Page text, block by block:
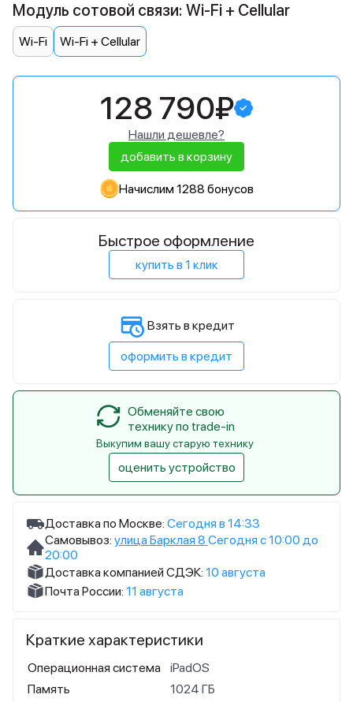
Доставка по Москве: Сегодня в 14:33
Самовывоз: улица Барклая 8 Сегодня с 10:00 до
20:00
Доставка компанией СДЭК: 10 августа
Почта России: 11 августа
Краткие характеристики
Операционная система
iPadOS
Память
1024 ГБ
Модуль сотовой связи: Wi-Fi + Cellular
Wi-Fi Wi-Fi + Cellular
128 790₽
Нашли дешевле?
добавить в корзину
Начислим 1288 бонусов
Быстрое оформление
купить в 1 клик
Взять в кредит
оформить в кредит
Обменяйте свою
технику по trade-in
Выкупим вашу старую технику
оценить устройство